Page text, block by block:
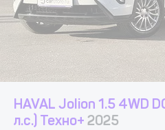
HAVAL Jolion 1.5 4WD
л.с.) Техно+ 2025